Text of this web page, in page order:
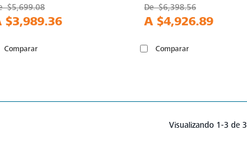
$5,699.08
$3,989.36
Comparar
De$6,398.56
A $4,926.89
Comparar
Visualizando 1-3 de 3